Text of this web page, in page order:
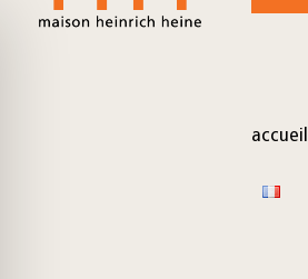
accueil